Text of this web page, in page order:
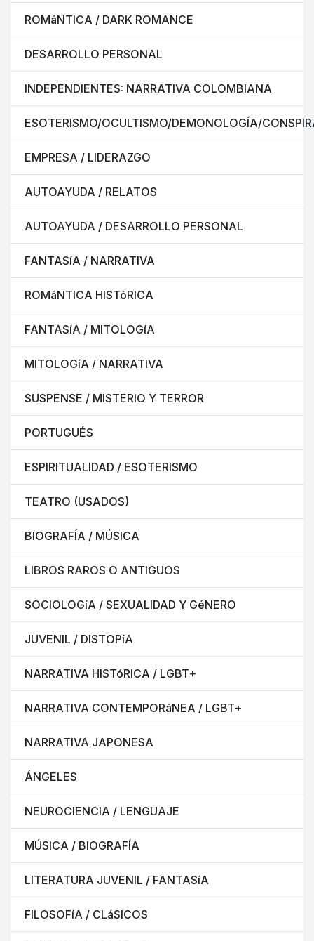
ROMáNTICA / DARK ROMANCE
DESARROLLO PERSONAL
INDEPENDIENTES: NARRATIVA COLOMBIANA
ESOTERISMO/OCULTISMO/DEMONOLOGÍA/
EMPRESA / LIDERAZGO
AUTOAYUDA / RELATOS
AUTOAYUDA / DESARROLLO PERSONAL
FANTASíA / NARRATIVA
ROMáNTICA HISTóRICA
FANTASíA / MITOLOGíA
MITOLOGíA / NARRATIVA
SUSPENSE / MISTERIO Y TERROR
PORTUGUÉS
ESPIRITUALIDAD / ESOTERISMO
TEATRO (USADOS)
BIOGRAFÍA / MÚSICA
LIBROS RAROS O ANTIGUOS
SOCIOLOGíA / SEXUALIDAD Y GéNERO
JUVENIL / DISTOPíA
NARRATIVA HISTóRICA / LGBT+
NARRATIVA CONTEMPORáNEA / LGBT+
NARRATIVA JAPONESA
ÁNGELES
NEUROCIENCIA / LENGUAJE
MÚSICA / BIOGRAFÍA
LITERATURA JUVENIL / FANTASíA
FILOSOFíA / CLáSICOS